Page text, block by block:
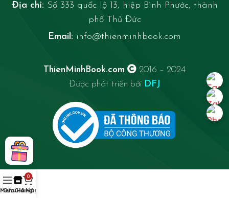
Địa chỉ: Số 333 quốc lộ 13, hiệp Bình Phước, thành
phố Thủ Đức
Email: info@thienminhbook.com
ThienMinhBook.com
2016 – 2024
Được phát triển bởi DFJ
Menu
Cửa Hàng
0
Giỏ Hàng